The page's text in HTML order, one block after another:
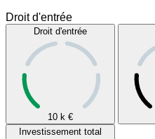
Droit d'entrée
10 k €
Investissement total